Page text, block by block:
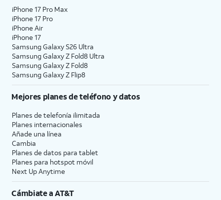
para aplicaciones individuales.
10. TocaContinuar
11. TocaTurn On Location Services
12.
Si ya iniciaste sesión en un ID de Apple
iPhone, podrás tocar
configurar Apple Pay, que te permite vincular
tus tarjetas de débito o crédito a tu iPhone.
Luego puedes usar tu iPhone para pagar
iPhone 17 Pro Max
iPhone 17 Pro
iPhone Air
iPhone 17
Samsung Galaxy S26 Ultra
Samsung Galaxy Z Fold8 Ultra
Samsung Galaxy Z Fold8
Samsung Galaxy Z Flip8
Mejores planes de teléfono y datos
Planes de telefonía ilimitada
Planes internacionales
Añade una línea
Cambia
Planes de datos para tablet
Planes para hotspot móvil
Next Up Anytime
Cámbiate aAT&T